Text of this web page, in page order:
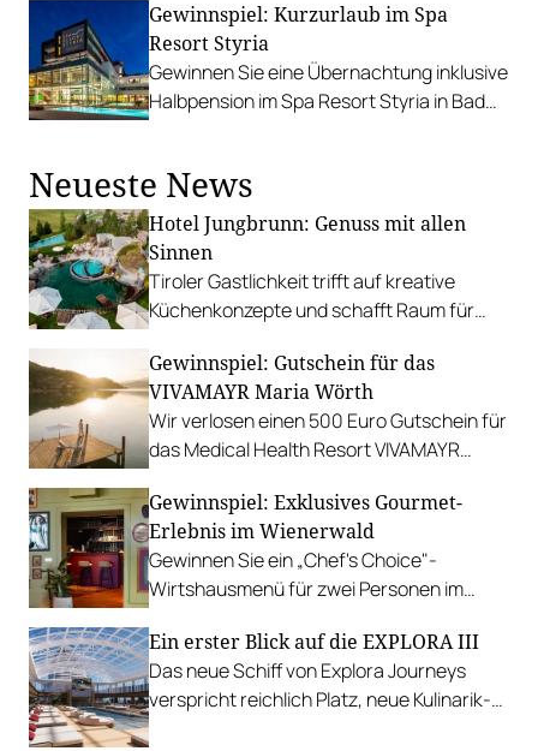
Restaurant.
Gewinnspiel: Kurzurlaub im Spa
Resort Styria
Gewinnen Sie eine Übernachtung inklusive
Halbpension im Spa Resort Styria in Bad
Neueste News
Hotel Jungbrunn: Genuss mit allen
Sinnen
Tiroler Gastlichkeit trifft auf kreative
Küchenkonzepte und schafft Raum für
Gewinnen Sie eine Auszeit in Tannheim.
Gewinnspiel: Gutschein für das
VIVAMAYR Maria Wörth
Wir verlosen einen 500 Euro Gutschein für
das Medical Health Resort VIVAMAYR
Gewinnspiel: Exklusives Gourmet-
Erlebnis im Wienerwald
Gewinnen Sie ein „Chef's Choice"-
Wirtshausmenü für zwei Personen im
Gumpoldskirchen.
Ein erster Blick auf die EXPLORA III
Das neue Schiff von Explora Journeys
verspricht reichlich Platz, neue Kulinarik-